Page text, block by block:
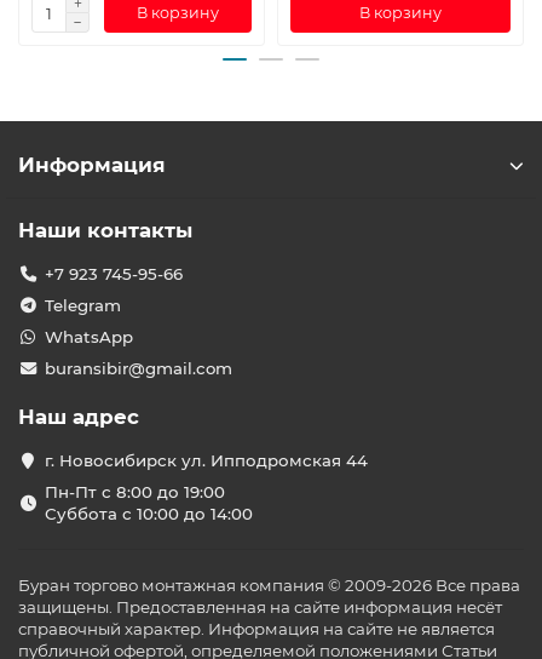
В корзину В корзину
Информация
Наши контакты
+7 923 745-95-66
Telegram
WhatsApp
buransibir@gmail.com
Наш адрес
г. Новосибирск ул. Ипподромская 44
Пн-Пт с 8:00 до 19:00
Суббота с 10:00 до 14:00
Буран торгово монтажная компания © 2009-2026 Все права
защищены. Предоставленная на сайте информация несёт
справочный характер. Информация на сайте не является
публичной офертой, определяемой положениями Статьи